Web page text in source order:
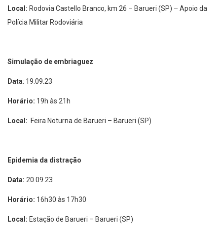
Local: Rodovia Castello Branco, km 26 – Barueri (SP) – Apoio da
Polícia Militar Rodoviária
Simulação de embriaguez
Data: 19.09.23
Horário: 19h às 21h
Local: Feira Noturna de Barueri – Barueri (SP)
Epidemia da distração
Data: 20.09.23
Horário: 16h30 às 17h30
Local: Estação de Barueri – Barueri (SP)